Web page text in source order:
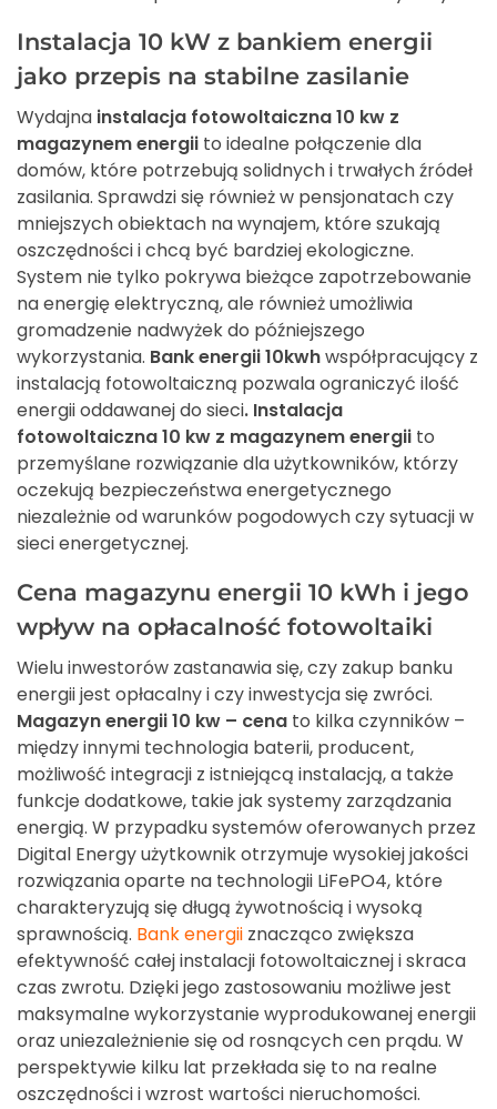
Instalacja 10 kW z bankiem energii
jako przepis na stabilne zasilanie
Wydajna instalacja fotowoltaiczna 10 kw z
magazynem energii to idealne połączenie dla
domów, które potrzebują solidnych i trwałych źródeł
zasilania. Sprawdzi się również w pensjonatach czy
mniejszych obiektach na wynajem, które szukają
oszczędności i chcą być bardziej ekologiczne.
System nie tylko pokrywa bieżące zapotrzebowanie
na energię elektryczną, ale również umożliwia
gromadzenie nadwyżek do późniejszego
wykorzystania. Bank energii 10kwhwspółpracujący z
instalacją fotowoltaiczną pozwala ograniczyć ilość
energii oddawanej do sieci. Instalacja
fotowoltaiczna 10 kw z magazynem energii to
przemyślane rozwiązanie dla użytkowników, którzy
oczekują bezpieczeństwa energetycznego
niezależnie od warunków pogodowych czy sytuacji w
sieci energetycznej.
Cena magazynu energii 10 kWh i jego
wpływ na opłacalność fotowoltaiki
Wielu inwestorów zastanawia się, czy zakup banku
energii jest opłacalny i czy inwestycja się zwróci.
Magazyn energii 10 kw – cena to kilka czynników –
między innymi technologia baterii, producent,
możliwość integracji z istniejącą instalacją, a także
funkcje dodatkowe, takie jak systemy zarządzania
energią. W przypadku systemów oferowanych przez
Digital Energy użytkownik otrzymuje wysokiej jakości
rozwiązania oparte na technologii LiFePO4, które
charakteryzują się długą żywotnością i wysoką
sprawnością. Bank energii znacząco zwiększa
efektywność całej instalacji fotowoltaicznej i skraca
czas zwrotu. Dzięki jego zastosowaniu możliwe jest
maksymalne wykorzystanie wyprodukowanej energii
oraz uniezależnienie się od rosnących cen prądu. W
perspektywie kilku lat przekłada się to na realne
oszczędności i wzrost wartości nieruchomości.